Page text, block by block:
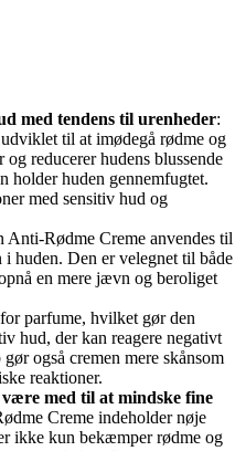
med tendens til urenheder:
til at imødegå rødme og
reducerer hudens blussende
holder huden gennemfugtet.
med sensitiv hud og
Anti-Rødme Creme anvendes til
huden. Den er velegnet til både
en mere jævn og beroliget
parfume, hvilket gør den
hud, der kan reagere negativt
også cremen mere skånsom
reaktioner.
med til at mindske fine
Creme indeholder nøje
ikke kun bekæmper rødme og